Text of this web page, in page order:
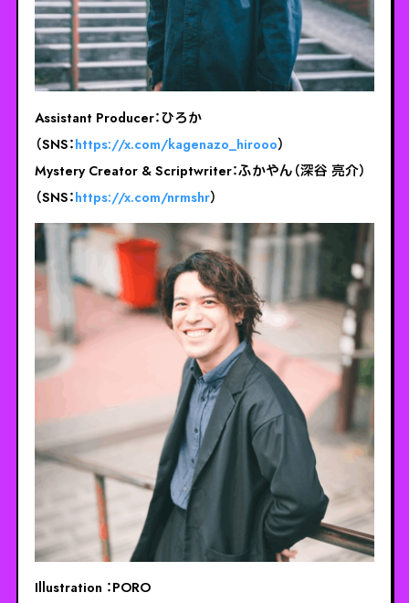
Assistant Producer：ひろか
（SNS：https://x.com/kagenazo_hirooo）
Mystery Creator & Scriptwriter：ふかやん（深谷 亮介）
（SNS：https://x.com/nrmshr）
Illustration ：PORO